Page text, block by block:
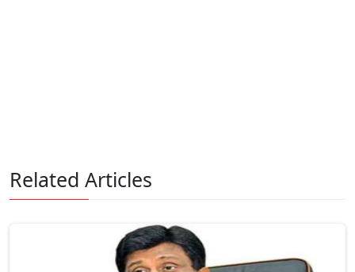
Related Articles